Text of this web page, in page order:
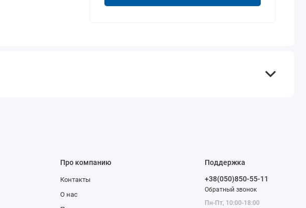
Про компанию
Контакты
О нас
Поддержка
+38(050)850-55-11
Обратный звонок
Пн-Пт, 10:00-18:00